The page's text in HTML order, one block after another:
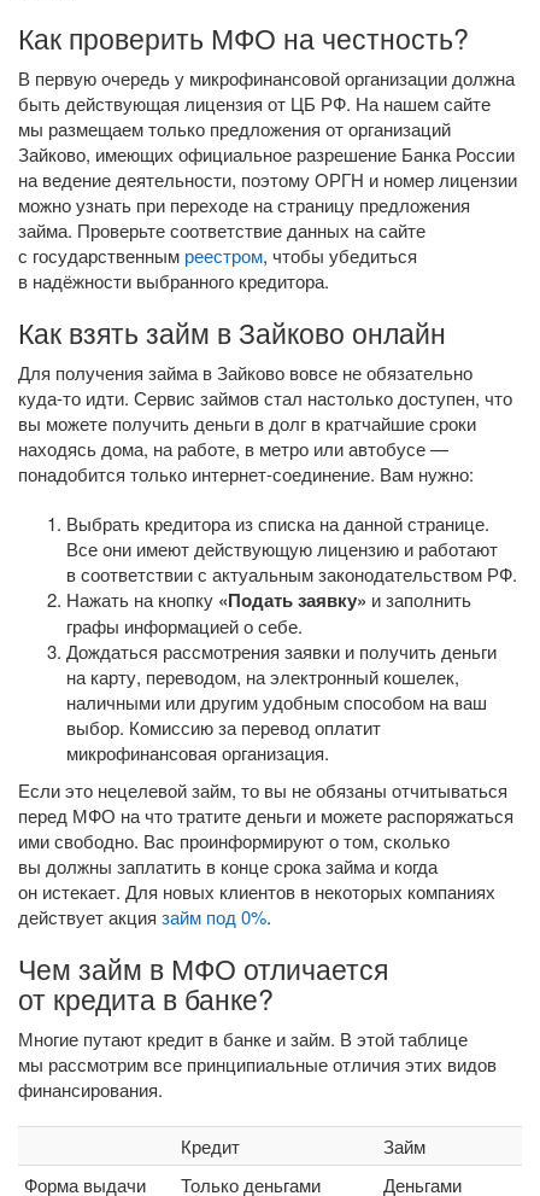
Как проверить МФО на честность?
В первую очередь у микрофинансовой организации должна
быть действующая лицензия от ЦБ РФ. На нашем сайте
мы размещаем только предложения от организаций
Зайково, имеющих официальное разрешение Банка России
на ведение деятельности, поэтому ОРГН и номер лицензии
можно узнать при переходе на страницу предложения
займа. Проверьте соответствие данных на сайте
с государственным реестром, чтобы убедиться
в надёжности выбранного кредитора.
Как взять займ в Зайково онлайн
Для получения займа в Зайково вовсе не обязательно
куда-то идти. Сервис займов стал настолько доступен, что
вы можете получить деньги в долг в кратчайшие сроки
находясь дома, на работе, в метро или автобусе —
понадобится только интернет-соединение. Вам нужно:
Выбрать кредитора из списка на данной странице.
Все они имеют действующую лицензию и работают
в соответствии с актуальным законодательством РФ.
Нажать на кнопку «Подать заявку» и заполнить
графы информацией о себе.
Дождаться рассмотрения заявки и получить деньги
на карту, переводом, на электронный кошелек,
наличными или другим удобным способом на ваш
выбор. Комиссию за перевод оплатит
микрофинансовая организация.
Если это нецелевой займ, то вы не обязаны отчитываться
перед МФО на что тратите деньги и можете распоряжаться
ими свободно. Вас проинформируют о том, сколько
вы должны заплатить в конце срока займа и когда
он истекает. Для новых клиентов в некоторых компаниях
действует акция займ под 0%.
Чем займ в МФО отличается
от кредита в банке?
Многие путают кредит в банке и займ. В этой таблице
мы рассмотрим все принципиальные отличия этих видов
финансирования.
Кредит
Займ
Форма выдачи
Только деньгами
Деньгами